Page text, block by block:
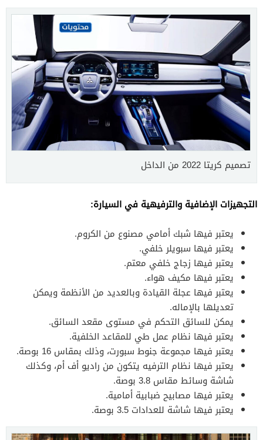
تصميم كريتا 2022 من الداخل
التجهيزات الإضافية والترفيهية في السيارة:
يعتبر فيها شبك أمامي مصنوع من الكروم.
يعتبر فيها سبويلر خلفي.
يعتبر فيها زجاج خلفي معتم.
يعتبر فيها مكيف هواء.
يعتبر فيها عجلة القيادة وبالعديد من الأنظمة ويمكن
تعديلها بالإماله.
يمكن للسائق التحكم في مستوى مقعد السائق.
يعتبر فيها نظام عمل طي للمقاعد الخلفية.
يعتبر فيها مجموعة جنوط سبورت، وذلك بمقاس 16 بوصة.
يعتبر فيها نظام الترفيه يتكون من راديو أف أم، وكذلك
شاشة وسائط مقاس 3.8 بوصة.
يعتبر فيها مصابيح ضبابية أمامية.
يعتبر فيها شاشة للعدادات 3.5 بوصة.